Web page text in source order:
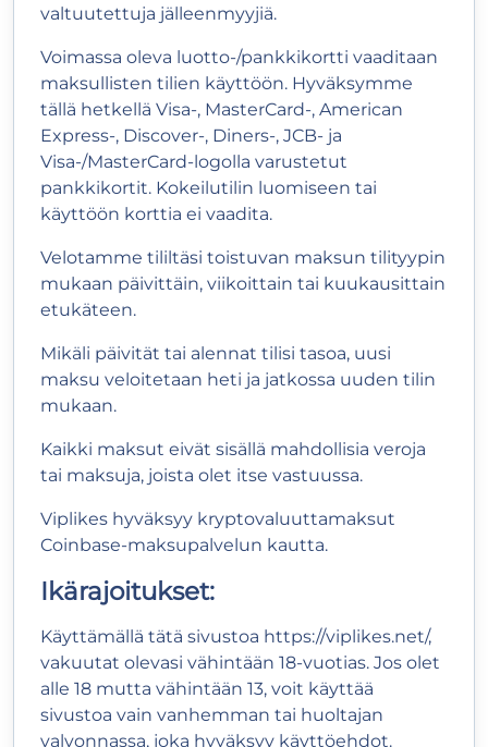
valtuutettuja jälleenmyyjiä.
Voimassa oleva luotto-/pankkikortti vaaditaan
maksullisten tilien käyttöön. Hyväksymme
tällä hetkellä Visa-, MasterCard-, American
Express-, Discover-, Diners-, JCB- ja
Visa-/MasterCard-logolla varustetut
pankkikortit. Kokeilutilin luomiseen tai
käyttöön korttia ei vaadita.
Velotamme tililtäsi toistuvan maksun tilityypin
mukaan päivittäin, viikoittain tai kuukausittain
etukäteen.
Mikäli päivität tai alennat tilisi tasoa, uusi
maksu veloitetaan heti ja jatkossa uuden tilin
mukaan.
Kaikki maksut eivät sisällä mahdollisia veroja
tai maksuja, joista olet itse vastuussa.
Viplikes hyväksyy kryptovaluuttamaksut
Coinbase-maksupalvelun kautta.
Ikärajoitukset:
Käyttämällä tätä sivustoa https://viplikes.net/,
vakuutat olevasi vähintään 18-vuotias. Jos olet
alle 18 mutta vähintään 13, voit käyttää
sivustoa vain vanhemman tai huoltajan
valvonnassa, joka hyväksyy käyttöehdot.